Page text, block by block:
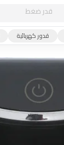
قدر ضغط
قدور كهربائية